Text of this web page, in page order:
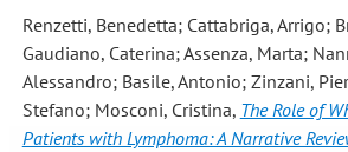
Renzetti, Benedetta; Cattabriga, Arrigo;
Gaudiano, Caterina; Assenza, Marta;
Alessandro; Basile, Antonio; Zinzani,
Stefano; Mosconi, Cristina, The Role of
Patients with Lymphoma: A Narrative